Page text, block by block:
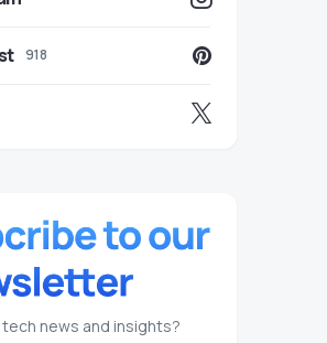
918
news and insights?